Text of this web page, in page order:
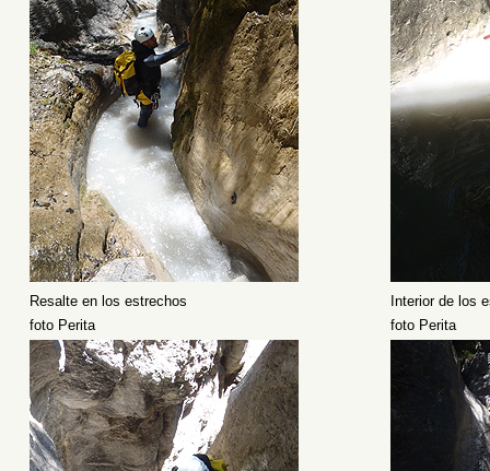
Resalte en los estrechos
Interior de los
foto Perita
foto Perita